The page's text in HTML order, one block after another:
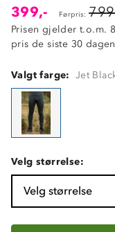
399,-
Førpris:
Prisen gjelder t.o.m.
pris de siste 30
Valgt farge: Jet
Velg størrelse:
Velg størrelse